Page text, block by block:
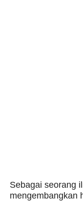
Sebagai seorang
mengembangkan